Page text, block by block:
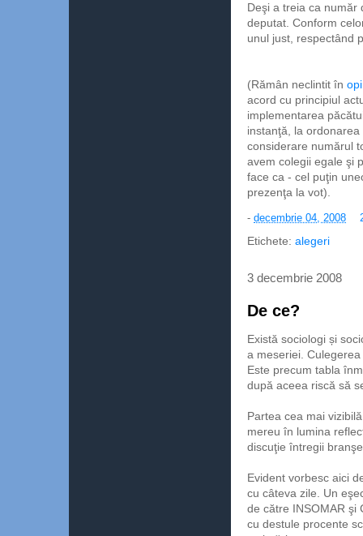
Deşi a treia ca număr
deputat. Conform
unul just, respectând
(Rămân neclintit în
acord cu principiul
implementarea
instanţă, la
considerare numărul
avem colegii egale şi
face ca - cel puţin
prezenţa la vot).
- decembrie 04, 2008
Etichete: alegeri
3 decembrie 2008
De ce?
Există sociologi și
a meseriei.
Este precum tabla
după aceea riscă să
Partea cea mai
mereu în lumina
discuţie întregii
Evident vorbesc aici
cu câteva zile. Un
de către INSOMAR şi
cu destule procente